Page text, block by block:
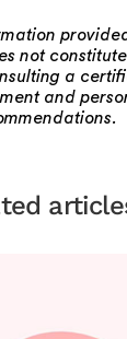
not
a
and